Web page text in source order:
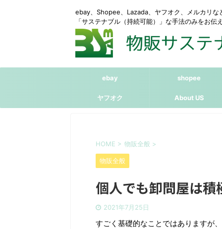
ebay、Shopee、Lazada、ヤフオク、メルカリな
「サステナブル（持続可能）」な手法のみをお伝
ebay shopee
ヤフオク About US
HOME > 物販全般 >
物販全般
個人でも卸問屋は
2021年7月25日
すごく基礎的なことではありますが、